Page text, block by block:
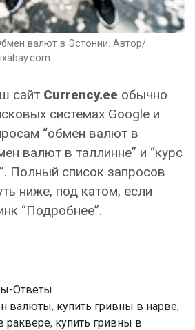
валют в Эстонии. Автор/
сайт Currency.ee обычно
системах Google и
“обмен валют в
валют в таллинне” и “курс
Полный список запросов
ниже, под катом, если
“Подробнее”.
Ответы
валюты, купить гривны в нарве,
раквере, купить гривны в